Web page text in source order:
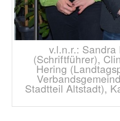
v.l.n.r.:
(Schriftführer),
Hering
Stadtteil Altstadt),